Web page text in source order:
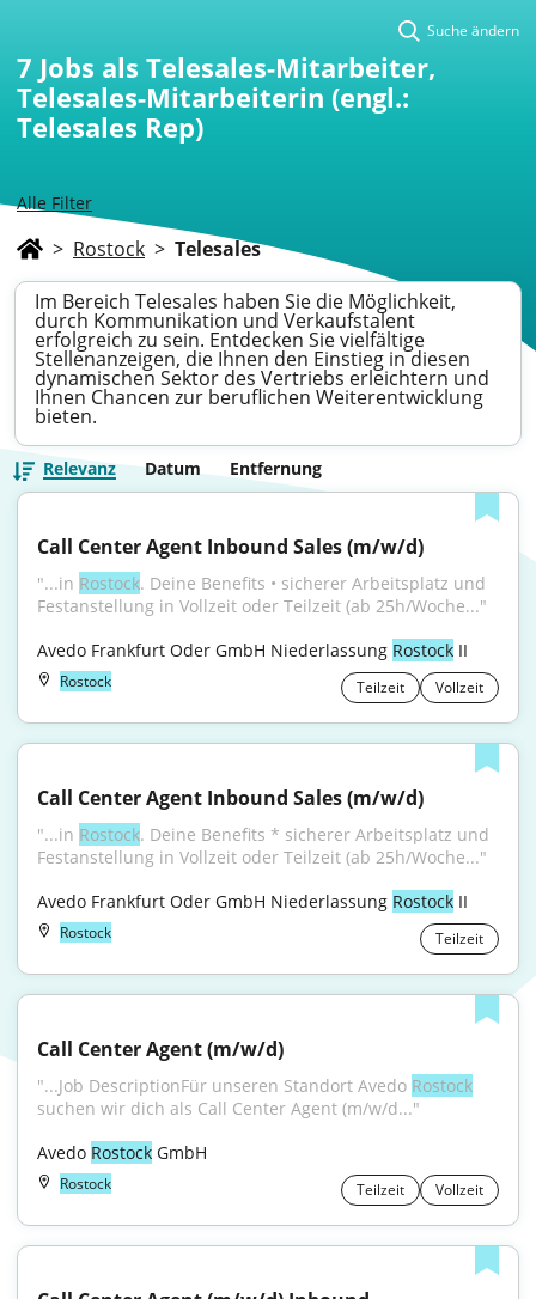
Alle Filter
Suche ändern
7 Jobs als Telesales-Mitarbeiter,
Telesales-Mitarbeiterin (engl.:
Telesales Rep)
> Rostock > Telesales
Im Bereich Telesales haben Sie die Möglichkeit,
durch Kommunikation und Verkaufstalent
erfolgreich zu sein. Entdecken Sie vielfältige
Stellenanzeigen, die Ihnen den Einstieg in diesen
dynamischen Sektor des Vertriebs erleichtern und
Ihnen Chancen zur beruflichen Weiterentwicklung
bieten.
Relevanz Datum Entfernung
Call Center Agent Inbound Sales (m/w/d)
"...in Rostock. Deine Benefits • sicherer Arbeitsplatz und
Festanstellung in Vollzeit oder Teilzeit (ab 25h/Woche..."
Avedo Frankfurt Oder GmbH Niederlassung Rostock II
Rostock Teilzeit Vollzeit
Call Center Agent Inbound Sales (m/w/d)
"...in Rostock. Deine Benefits * sicherer Arbeitsplatz und
Festanstellung in Vollzeit oder Teilzeit (ab 25h/Woche..."
Avedo Frankfurt Oder GmbH Niederlassung Rostock II
Rostock Teilzeit
Call Center Agent (m/w/d)
"...Job DescriptionFür unseren Standort Avedo Rostock
suchen wir dich als Call Center Agent (m/w/d..."
Avedo Rostock GmbH
Rostock Teilzeit Vollzeit